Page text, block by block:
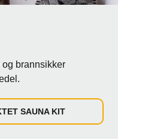
brannsikker
SAUNA KIT